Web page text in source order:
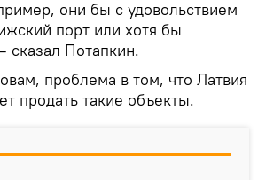
они бы с удовольствием
порт или хотя бы
сказал Потапкин.
проблема в том, что Латвия
продать такие объекты.